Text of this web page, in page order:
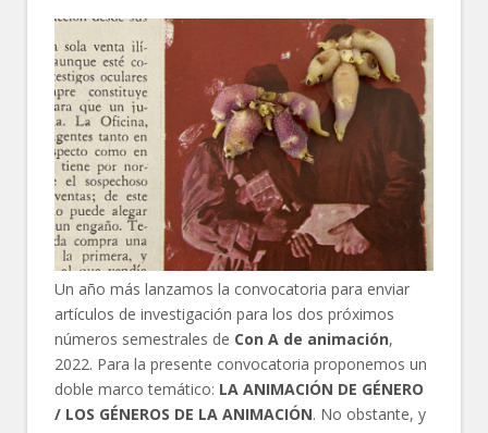
Un año más lanzamos la convocatoria para enviar
artículos de investigación para los dos próximos
números semestrales de Con A de animación,
2022. Para la presente convocatoria proponemos un
doble marco temático: LA ANIMACIÓN DE GÉNERO
/ LOS GÉNEROS DE LA ANIMACIÓN. No obstante, y